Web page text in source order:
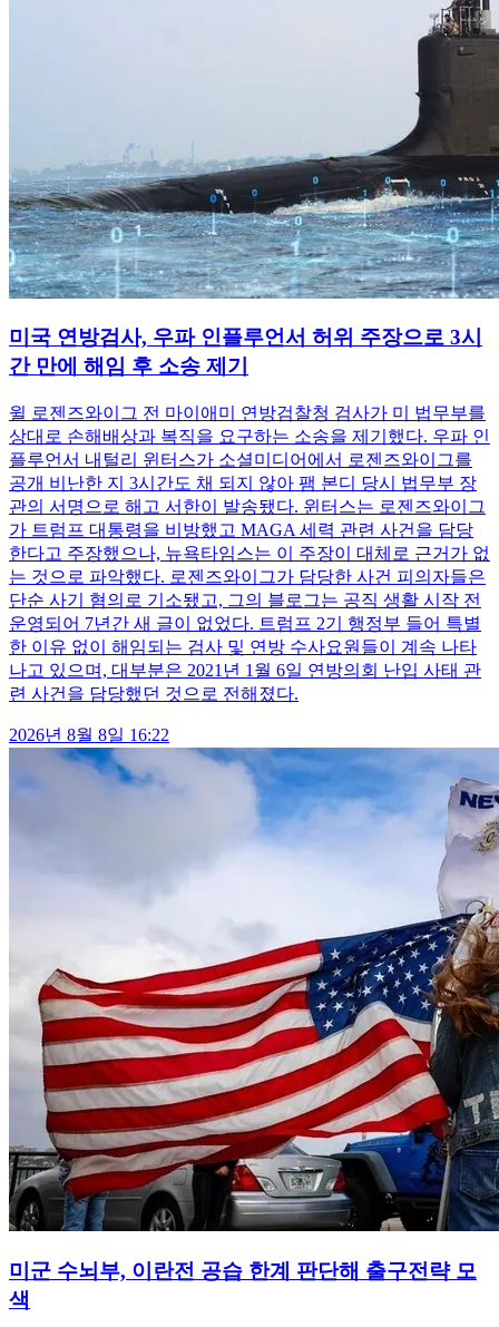
미국 연방검사, 우파 인플루언서 허위 주장으로 3시
간 만에 해임 후 소송 제기
윌 로젠즈와이그 전 마이애미 연방검찰청 검사가 미 법무부를
상대로 손해배상과 복직을 요구하는 소송을 제기했다. 우파 인
플루언서 내털리 윈터스가 소셜미디어에서 로젠즈와이그를
공개 비난한 지 3시간도 채 되지 않아 팸 본디 당시 법무부 장
관의 서명으로 해고 서한이 발송됐다. 윈터스는 로젠즈와이그
가 트럼프 대통령을 비방했고 MAGA 세력 관련 사건을 담당
한다고 주장했으나, 뉴욕타임스는 이 주장이 대체로 근거가 없
는 것으로 파악했다. 로젠즈와이그가 담당한 사건 피의자들은
단순 사기 혐의로 기소됐고, 그의 블로그는 공직 생활 시작 전
운영되어 7년간 새 글이 없었다. 트럼프 2기 행정부 들어 특별
한 이유 없이 해임되는 검사 및 연방 수사요원들이 계속 나타
나고 있으며, 대부분은 2021년 1월 6일 연방의회 난입 사태 관
련 사건을 담당했던 것으로 전해졌다.
2026년 8월 8일 16:22
미군 수뇌부, 이란전 공습 한계 판단해 출구전략 모
색